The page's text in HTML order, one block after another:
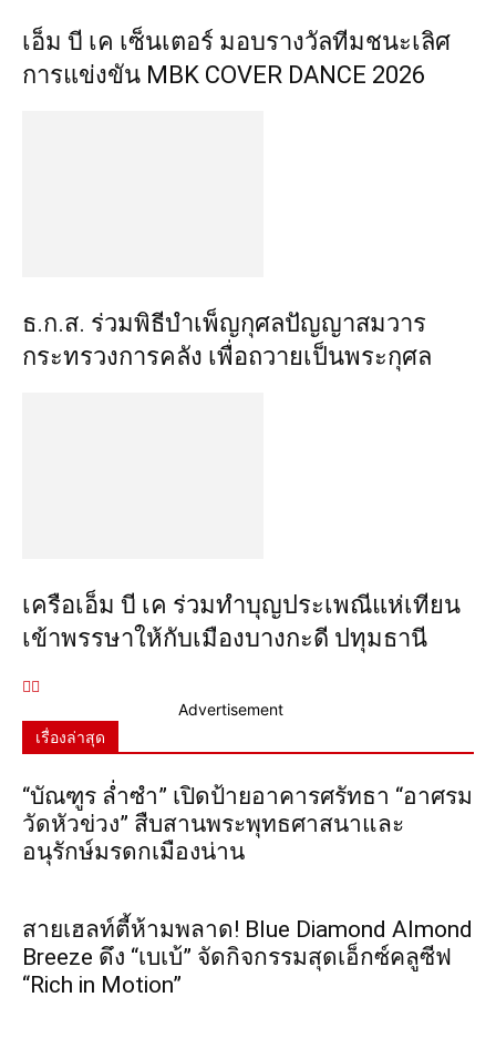
เอ็ม บี เค เซ็นเตอร์ มอบรางวัลทีมชนะเลิศ
การแข่งขัน MBK COVER DANCE 2026
ธ.ก.ส. ร่วมพิธีบำเพ็ญกุศลปัญญาสมวาร
กระทรวงการคลัง เพื่อถวายเป็นพระกุศล
เครือเอ็ม บี เค ร่วมทำบุญประเพณีแห่เทียน
เข้าพรรษาให้กับเมืองบางกะดี ปทุมธานี
Advertisement
เรื่องล่าสุด
“บัณฑูร ล่ำซำ” เปิดป้ายอาคารศรัทธา “อาศรม
วัดหัวข่วง” สืบสานพระพุทธศาสนาและ
อนุรักษ์มรดกเมืองน่าน
สายเฮลท์ตี้ห้ามพลาด! Blue Diamond Almond
Breeze ดึง “เบเบ้” จัดกิจกรรมสุดเอ็กซ์คลูซีฟ
“Rich in Motion”